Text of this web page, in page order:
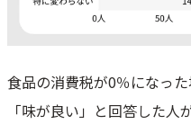
食品の消費税が0％になっ
「味が良い」と回答した